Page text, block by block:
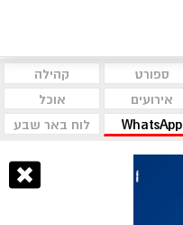
ספורט
קהילה
אירועים
אוכל
WhatsApp לוח באר שבע